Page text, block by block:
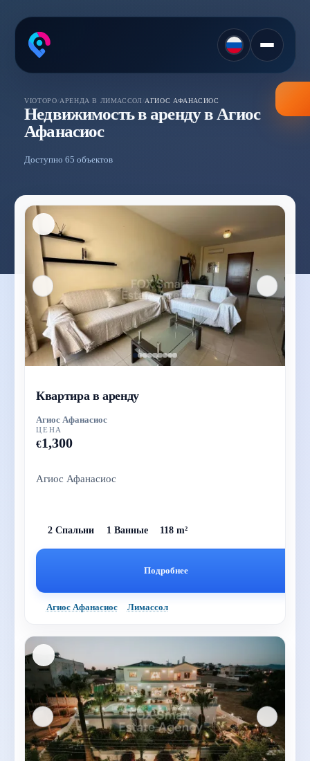
VIOTOPO АРЕНДА В ЛИМАССОЛ АГИОС АФАНАСИОС
Недвижимость в аренду в Агиос
Афанасиос
Доступно 65 объектов
Квартира в аренду
Агиос Афанасиос
ЦЕНА
€1,300
Агиос Афанасиос
2 Спальни 1 Ванные 118 m²
Подробнее
Агиос Афанасиос Лимассол